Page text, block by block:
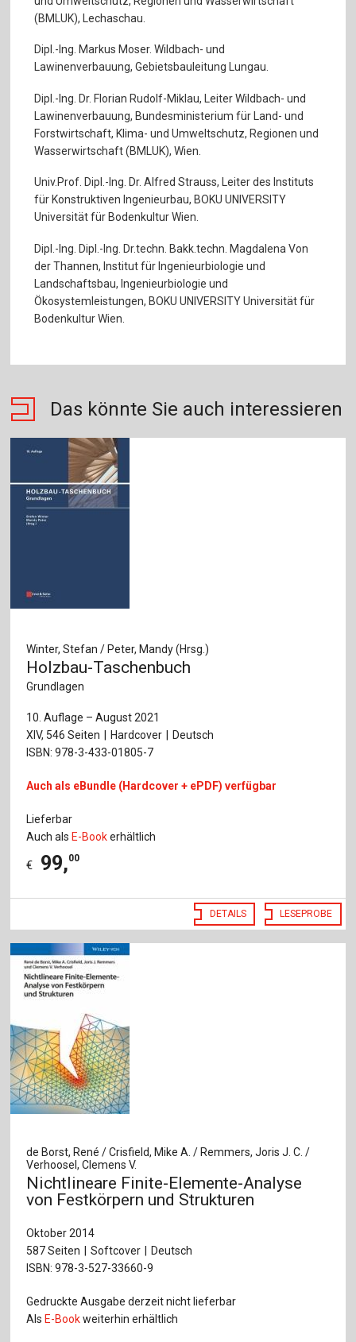
(BMLUK), Lechaschau.
Dipl.-Ing. Markus Moser. Wildbach- und
Lawinenverbauung, Gebietsbauleitung Lungau.
Dipl.-Ing. Dr. Florian Rudolf-Miklau, Leiter Wildbach- und
Lawinenverbauung, Bundesministerium für Land- und
Forstwirtschaft, Klima- und Umweltschutz, Regionen und
Wasserwirtschaft (BMLUK), Wien.
Univ.Prof. Dipl.-Ing. Dr. Alfred Strauss, Leiter des Instituts
für Konstruktiven Ingenieurbau, BOKU UNIVERSITY
Universität für Bodenkultur Wien.
Dipl.-Ing. Dipl.-Ing. Dr.techn. Bakk.techn. Magdalena Von
der Thannen, Institut für Ingenieurbiologie und
Landschaftsbau, Ingenieurbiologie und
Ökosystemleistungen, BOKU UNIVERSITY Universität für
Bodenkultur Wien.
Das könnte Sie auch interessieren
Winter, Stefan / Peter, Mandy (Hrsg.)
Holzbau-Taschenbuch
Grundlagen
10. Auflage – August 2021
XIV, 546 Seiten
Hardcover
Deutsch
ISBN: 978-3-433-01805-7
Auch als eBundle (Hardcover + ePDF) verfügbar
Lieferbar
Auch als E-Bookerhältlich
€ 99,00
DETAILS LESEPROBE
de Borst, René / Crisfield, Mike A. / Remmers, Joris J. C. /
Verhoosel, Clemens V.
Nichtlineare Finite-Elemente-Analyse
von Festkörpern und Strukturen
Oktober 2014
587 Seiten
Softcover
Deutsch
ISBN: 978-3-527-33660-9
Gedruckte Ausgabe derzeit nicht lieferbar
Als E-Bookweiterhin erhältlich